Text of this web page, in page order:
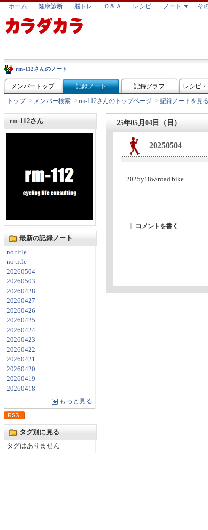
ホーム 健康診断 脳トレ Ｑ＆Ａ レシピ ノート ▼ そ
rm-112さんのノート
メンバートップ 記録ノート 記録グラフ レシピ
トップ > メンバー検索 > rm-112さんのトップページ > 記録ノートを見る
rm-112さん
最新の記録ノート
no title
no title
20260504
20260503
20260428
20260427
20260426
20260425
20260424
20260423
20260422
20260421
20260420
20260419
20260418
もっと見る
タグ別に見る
タグはありません
25年05月04日（日）
20250504
2025y18w/road bike.
コメントを書く